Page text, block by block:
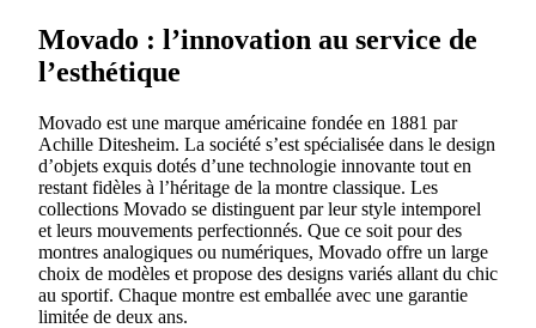
Movado : l’innovation au service de
l’esthétique
Movado est une marque américaine fondée en 1881 par
Achille Ditesheim. La société s’est spécialisée dans le design
d’objets exquis dotés d’une technologie innovante tout en
restant fidèles à l’héritage de la montre classique. Les
collections Movado se distinguent par leur style intemporel
et leurs mouvements perfectionnés. Que ce soit pour des
montres analogiques ou numériques, Movado offre un large
choix de modèles et propose des designs variés allant du chic
au sportif. Chaque montre est emballée avec une garantie
limitée de deux ans.